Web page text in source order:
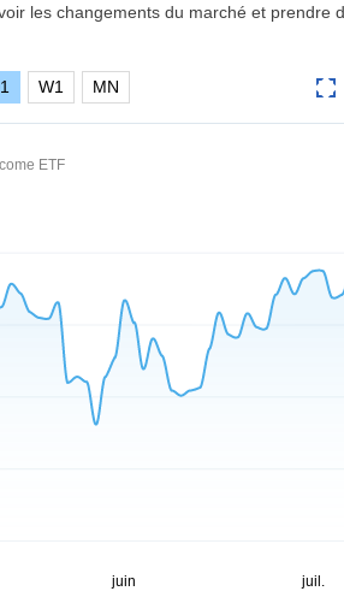
les changements du marché et prendre
W1 MN
ETF